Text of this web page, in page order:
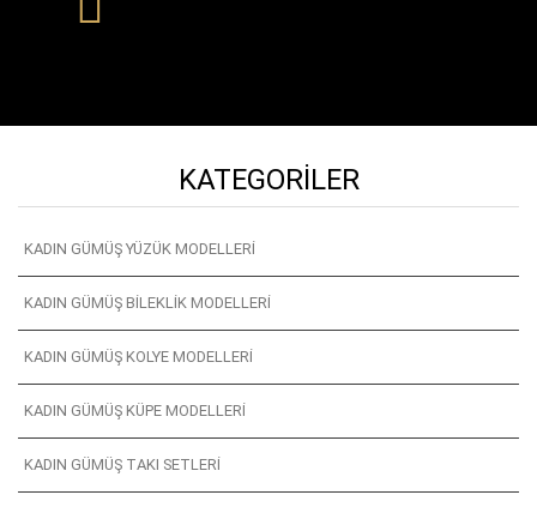
KATEGORILER
KADIN GÜMÜŞ YÜZÜK MODELLERI
KADIN GÜMÜŞ BILEKLIK MODELLERI
KADIN GÜMÜŞ KOLYE MODELLERI
KADIN GÜMÜŞ KÜPE MODELLERI
KADIN GÜMÜŞ TAKI SETLERI